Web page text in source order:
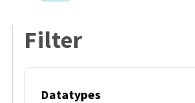
Filter
Datatypes